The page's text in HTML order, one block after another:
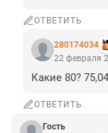
ОТВЕТИТЬ
280174034
22 февраля
Какие 80?
ОТВЕТИТЬ
Гость